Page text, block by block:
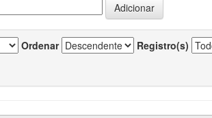
Ordenar Registro(s)